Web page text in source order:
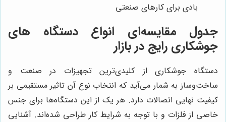
بادی برای کارهای صنعتی
جدول مقایسه‌ای انواع دستگاه های
جوشکاری رایج در بازار
دستگاه جوشکاری از کلیدی‌ترین تجهیزات در صنعت و
ساخت‌وساز به شمار می‌آید که انتخاب نوع آن تاثیر مستقیمی بر
کیفیت نهایی اتصالات دارد. هر یک از این دستگاه‌ها برای جنس
خاصی از فلزات و با توجه به شرایط کار طراحی شده‌اند. آشنایی